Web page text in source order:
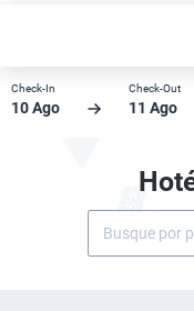
Check-In
10 Ago
Check-Out
11 Ago